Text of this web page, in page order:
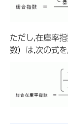
ただし,在庫率
数）は,次の式を